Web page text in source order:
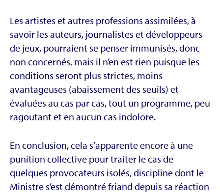
Les artistes et autres professions assimilées, à
savoir les auteurs, journalistes et développeurs
de jeux, pourraient se penser immunisés, donc
non concernés, mais il n’en est rien puisque les
conditions seront plus strictes, moins
avantageuses (abaissement des seuils) et
évaluées au cas par cas, tout un programme, peu
ragoutant et en aucun cas indolore.
En conclusion, cela s’apparente encore à une
punition collective pour traiter le cas de
quelques provocateurs isolés, discipline dont le
Ministre s’est démontré friand depuis sa réaction